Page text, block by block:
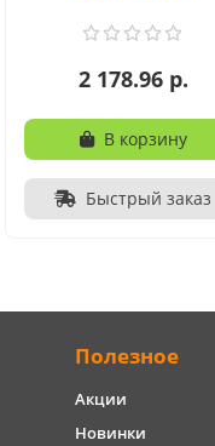
2 178.96 р.
В корзину
Быстрый заказ
Полезное
Акции
Новинки